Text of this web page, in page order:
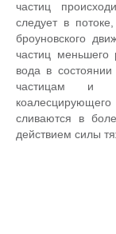
частиц
следует в
броуновского
частиц
вода в
частицам и
сливаются в
действием силы